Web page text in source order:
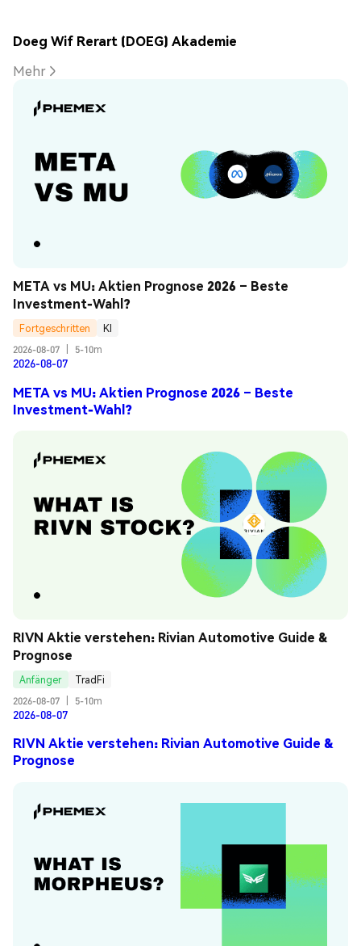
Doeg Wif Rerart (DOEG) Akademie
Mehr
META vs MU: Aktien Prognose 2026 – Beste
Investment-Wahl?
Fortgeschritten
KI
2026-08-07
5-10m
2026-08-07
META vs MU: Aktien Prognose 2026 – Beste
Investment-Wahl?
RIVN Aktie verstehen: Rivian Automotive Guide &
Prognose
Anfänger
TradFi
2026-08-07
5-10m
2026-08-07
RIVN Aktie verstehen: Rivian Automotive Guide &
Prognose